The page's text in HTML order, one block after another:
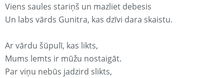
Viens saules stariņš un mazliet debesis
Un labs vārds Gunitra, kas dzīvi dara skaistu.
Ar vārdu šūpulī, kas likts,
Mums lemts ir mūžu nostaigāt.
Par viņu nebūs jadzird slikts,